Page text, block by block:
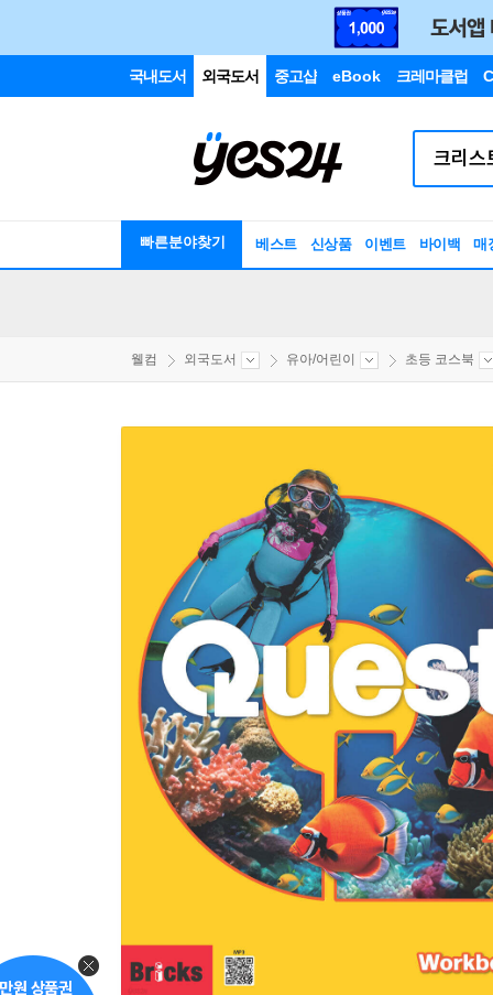
국내도서 외국도서 중고샵 eBook 크레마클럽
빠른분야찾기 베스트 신상품 이벤트 바이백 매
웰컴 외국도서 유아/어린이 초등 코스북